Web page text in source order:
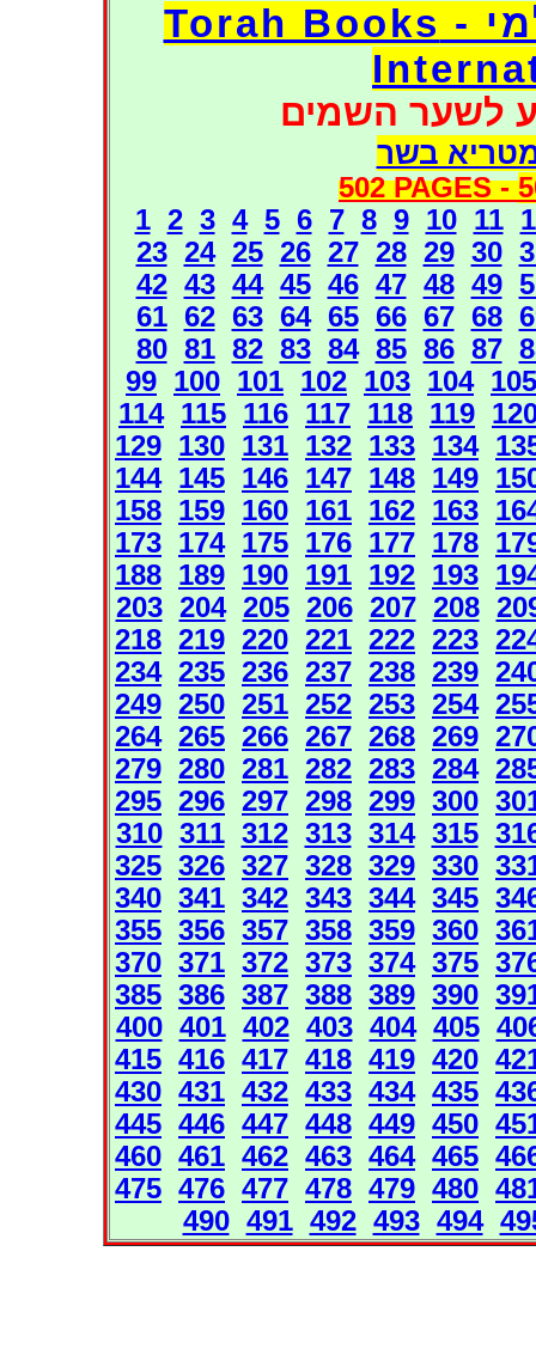
דפי אוצר הספרים העולמי - Torah Books
לשער השמים
בשר
502 PAGES -
1 2 3 4 5 6 7 8 9 10 11
23 24 25 26 27 28 29 30
42 43 44 45 46 47 48 49
61 62 63 64 65 66 67 68
80 81 82 83 84 85 86 87
99 100 101 102 103 104 105
114 115 116 117 118 119
129 130 131 132 133 134
144 145 146 147 148 149
158 159 160 161 162 163
173 174 175 176 177 178
188 189 190 191 192 193
203 204 205 206 207 208
218 219 220 221 222 223
234 235 236 237 238 239
249 250 251 252 253 254
264 265 266 267 268 269
279 280 281 282 283 284
295 296 297 298 299 300
310 311 312 313 314 315
325 326 327 328 329 330
340 341 342 343 344 345
355 356 357 358 359 360
370 371 372 373 374 375
385 386 387 388 389 390
400 401 402 403 404 405
415 416 417 418 419 420
430 431 432 433 434 435
445 446 447 448 449 450
460 461 462 463 464 465
475 476 477 478 479 480
490 491 492 493 494